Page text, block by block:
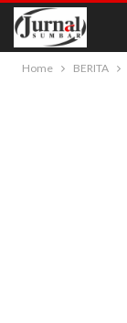
Home BERITA